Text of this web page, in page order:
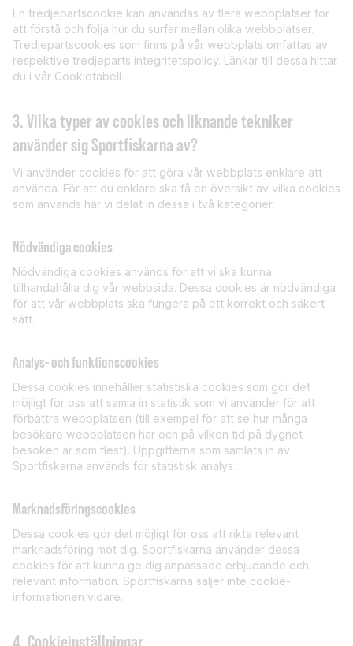
En tredjepartscookie kan användas av flera webbplatser för
att förstå och följa hur du surfar mellan olika webbplatser.
Tredjepartscookies som finns på vår webbplats omfattas av
respektive tredjeparts integritetspolicy. Länkar till dessa hittar
du i vår Cookietabell.
3. Vilka typer av cookies och liknande tekniker
använder sig Sportfiskarna av?
Vi använder cookies för att göra vår webbplats enklare att
använda. För att du enklare ska få en översikt av vilka cookies
som används har vi delat in dessa i två kategorier.
Nödvändiga cookies
Nödvändiga cookies används för att vi ska kunna
tillhandahålla dig vår webbsida. Dessa cookies är nödvändiga
för att vår webbplats ska fungera på ett korrekt och säkert
sätt.
Analys- och funktionscookies
Dessa cookies innehåller statistiska cookies som gör det
möjligt för oss att samla in statistik som vi använder för att
förbättra webbplatsen (till exempel för att se hur många
besökare webbplatsen har och på vilken tid på dygnet
besöken är som flest). Uppgifterna som samlats in av
Sportfiskarna används för statistisk analys.
Marknadsföringscookies
Dessa cookies gör det möjligt för oss att rikta relevant
marknadsföring mot dig. Sportfiskarna använder dessa
cookies för att kunna ge dig anpassade erbjudande och
relevant information. Sportfiskarna säljer inte cookie-
informationen vidare.
4. Cookieinställningar